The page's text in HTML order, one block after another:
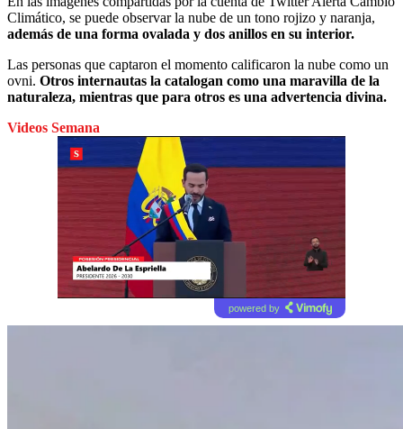
Climático, se puede observar la nube de un tono rojizo y naranja,
además de una forma ovalada y dos anillos en su interior.
Las personas que captaron el momento calificaron la nube como un
ovni. Otros internautas la catalogan como una maravilla de la
naturaleza, mientras que para otros es una advertencia divina.
Videos Semana
powered by